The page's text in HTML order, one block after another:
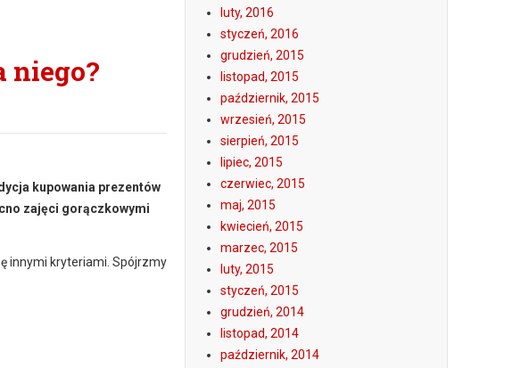
niego?
kupowania prezentów
zajęci gorączkowymi
innymi kryteriami. Spójrzmy
luty, 2016
styczeń, 2016
grudzień, 2015
listopad, 2015
październik, 2015
wrzesień, 2015
sierpień, 2015
lipiec, 2015
czerwiec, 2015
maj, 2015
kwiecień, 2015
marzec, 2015
luty, 2015
styczeń, 2015
grudzień, 2014
listopad, 2014
październik, 2014